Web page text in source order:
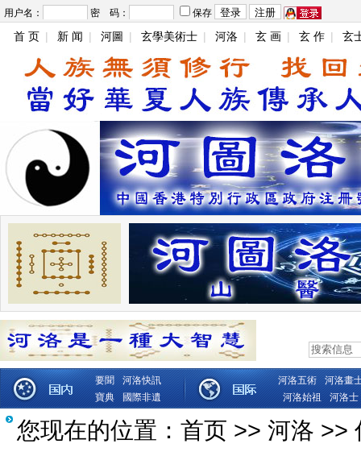
用户名： 密 码： 保存
首 页 | 新 闻 | 河圖 | 玄學美術士 | 河洛 | 玄 画 | 玄 作 | 玄
要聞
河洛快訊
寶典
國際非遺
河洛五術
河洛畫
河洛始祖
河洛士
您现在的位置： 首页 >> 河洛 >>